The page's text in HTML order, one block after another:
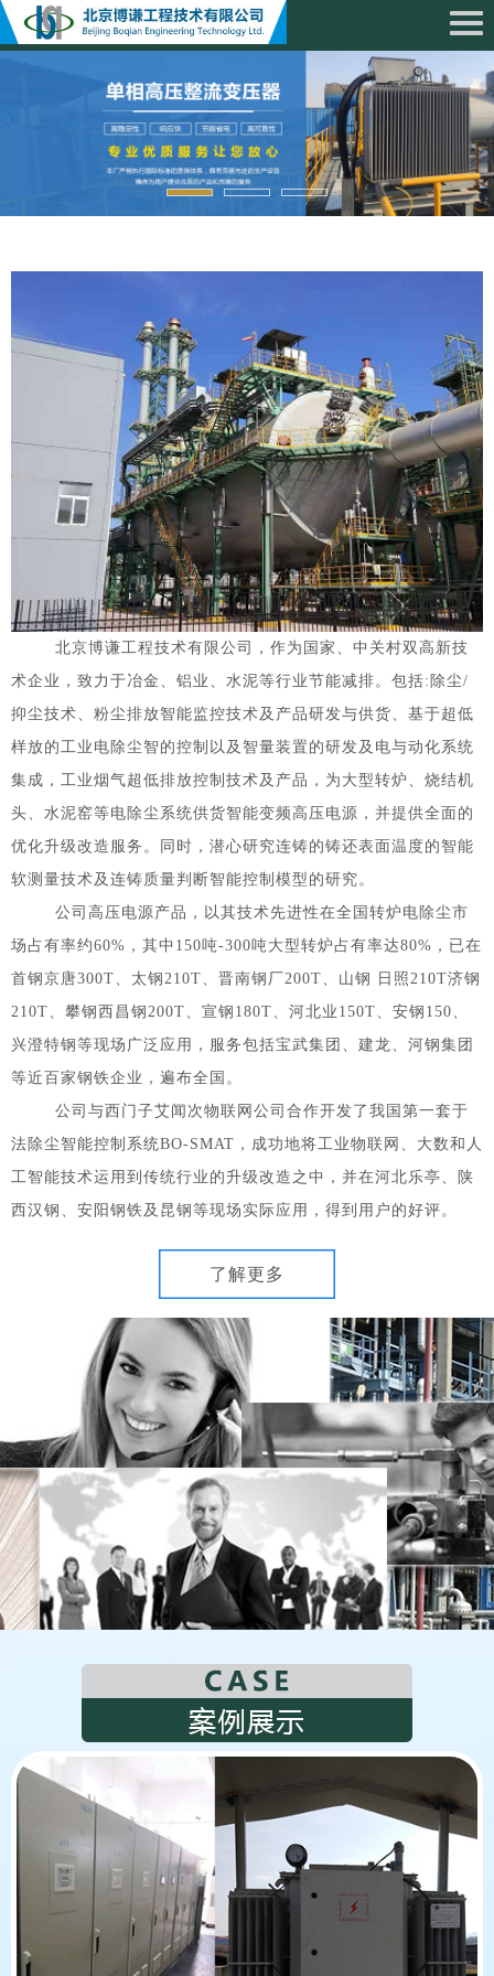
1 2 3
北京博谦工程技术有限公司，作为国家、中关村双高新技
术企业，致力于冶金、铝业、水泥等行业节能减排。包括:除尘/
抑尘技术、粉尘排放智能监控技术及产品研发与供货、基于超低
样放的工业电除尘智的控制以及智量装置的研发及电与动化系统
集成，工业烟气超低排放控制技术及产品，为大型转炉、烧结机
头、水泥窑等电除尘系统供货智能变频高压电源，并提供全面的
优化升级改造服务。同时，潜心研究连铸的铸还表面温度的智能
软测量技术及连铸质量判断智能控制模型的研究。
公司高压电源产品，以其技术先进性在全国转炉电除尘市
场占有率约60%，其中150吨-300吨大型转炉占有率达80%，已在
首钢京唐300T、太钢210T、晋南钢厂200T、山钢 日照210T济钢
210T、攀钢西昌钢200T、宣钢180T、河北业150T、安钢150、
兴澄特钢等现场广泛应用，服务包括宝武集团、建龙、河钢集团
等近百家钢铁企业，遍布全国。
公司与西门子艾闻次物联网公司合作开发了我国第一套于
法除尘智能控制系统BO-SMAT，成功地将工业物联网、大数和人
工智能技术运用到传统行业的升级改造之中，并在河北乐亭、陕
西汉钢、安阳钢铁及昆钢等现场实际应用，得到用户的好评。
了解更多